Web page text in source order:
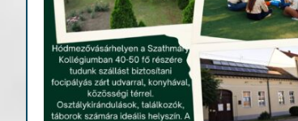
Fontosabb információk